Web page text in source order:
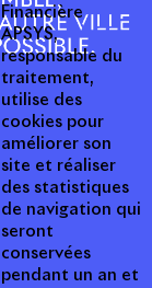
Financière
APSYS,
responsable du
traitement,
utilise des
cookies pour
améliorer son
site et réaliser
des statistiques
de navigation qui
seront
conservées
pendant un an et